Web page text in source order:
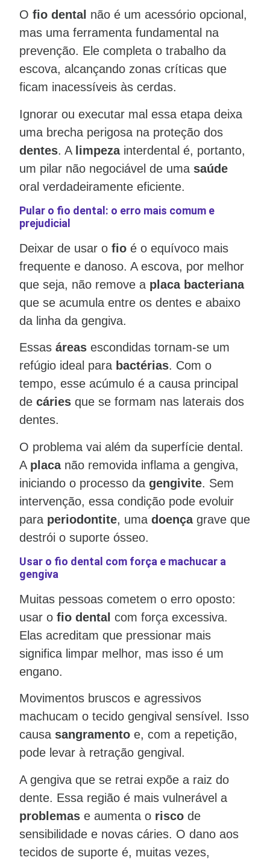
O fio dental não é um acessório opcional,
mas uma ferramenta fundamental na
prevenção. Ele completa o trabalho da
escova, alcançando zonas críticas que
ficam inacessíveis às cerdas.
Ignorar ou executar mal essa etapa deixa
uma brecha perigosa na proteção dos
dentes. A limpezainterdental é, portanto,
um pilar não negociável de uma saúde
oral verdadeiramente eficiente.
Pular o fio dental: o erro mais comum e
prejudicial
Deixar de usar o fio é o equívoco mais
frequente e danoso. A escova, por melhor
que seja, não remove a placa bacteriana
que se acumula entre os dentes e abaixo
da linha da gengiva.
Essas áreas escondidas tornam-se um
refúgio ideal para bactérias. Com o
tempo, esse acúmulo é a causa principal
de cáries que se formam nas laterais dos
dentes.
O problema vai além da superfície dental.
A placanão removida inflama a gengiva,
iniciando o processo da gengivite. Sem
intervenção, essa condição pode evoluir
para periodontite, uma doençagrave que
destrói o suporte ósseo.
Usar o fio dental com força e machucar a
gengiva
Muitas pessoas cometem o erro oposto:
usar o fio dental com força excessiva.
Elas acreditam que pressionar mais
significa limpar melhor, mas isso é um
engano.
Movimentos bruscos e agressivos
machucam o tecido gengival sensível. Isso
causa sangramento e, com a repetição,
pode levar à retração gengival.
A gengiva que se retrai expõe a raiz do
dente. Essa região é mais vulnerável a
problemas e aumenta o risco de
sensibilidade e novas cáries. O dano aos
tecidos de suporte é, muitas vezes,